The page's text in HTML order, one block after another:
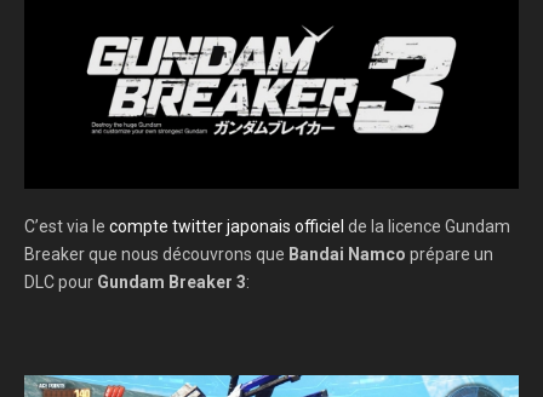
C’est via le compte twitter japonais officiel de la licence Gundam
Breaker que nous découvrons que Bandai Namco prépare un
DLC pour Gundam Breaker 3: